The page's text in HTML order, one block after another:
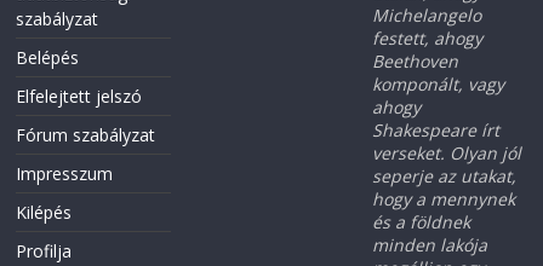
szabályzat
Belépés
Elfelejtett jelszó
Fórum szabályzat
Impresszum
Kilépés
Profilja
Michelangelo
festett, ahogy
Beethoven
komponált, vagy
ahogy
Shakespeare írt
verseket. Olyan jól
seperje az utakat,
hogy a mennynek
és a földnek
minden lakója